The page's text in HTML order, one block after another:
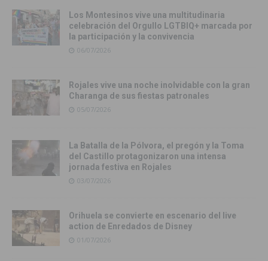
Los Montesinos vive una multitudinaria
celebración del Orgullo LGTBIQ+ marcada por
la participación y la convivencia
06/07/2026
Rojales vive una noche inolvidable con la gran
Charanga de sus fiestas patronales
05/07/2026
La Batalla de la Pólvora, el pregón y la Toma
del Castillo protagonizaron una intensa
jornada festiva en Rojales
03/07/2026
Orihuela se convierte en escenario del live
action de Enredados de Disney
01/07/2026